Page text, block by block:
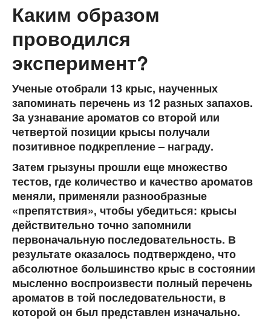
Каким образом
проводился
эксперимент?
Ученые отобрали 13 крыс, наученных
запоминать перечень из 12 разных запахов.
За узнавание ароматов со второй или
четвертой позиции крысы получали
позитивное подкрепление – награду.
Затем грызуны прошли еще множество
тестов, где количество и качество ароматов
меняли, применяли разнообразные
«препятствия», чтобы убедиться: крысы
действительно точно запомнили
первоначальную последовательность. В
результате оказалось подтверждено, что
абсолютное большинство крыс в состоянии
мысленно воспроизвести полный перечень
ароматов в той последовательности, в
которой он был представлен изначально.